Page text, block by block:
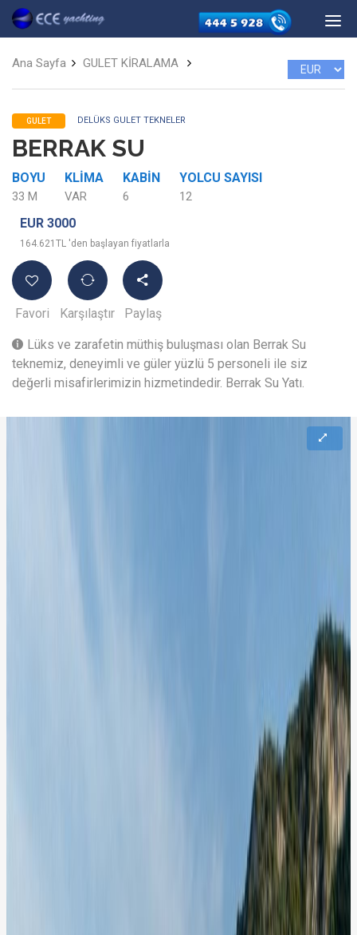
Ana Sayfa GULET KİRALAMA
GULET DELÜKS GULET TEKNELER
BERRAK SU
BOYU
33 M
KLIMA
VAR
KABIN
6
YOLCU SAYISI
12
EUR 3000
164.621TL 'den başlayan fiyatlarla
Favori Karşılaştır Paylaş
Lüks ve zarafetin müthiş buluşması olan Berrak Su
teknemiz, deneyimli ve güler yüzlü 5 personeli ile siz
değerli misafirlerimizin hizmetindedir. Berrak Su Yatı.